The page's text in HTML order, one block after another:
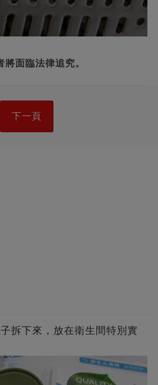
面臨法律追究。
下一頁
拆下來，放在衛生間特別實